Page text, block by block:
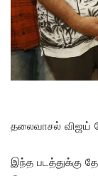
தலைவாசல் விஜய்
இந்த படத்துக்கு